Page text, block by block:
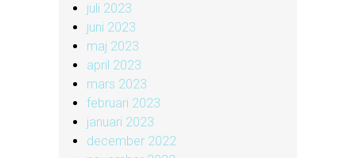
juli 2023
juni 2023
maj 2023
april 2023
mars 2023
februari 2023
januari 2023
december 2022